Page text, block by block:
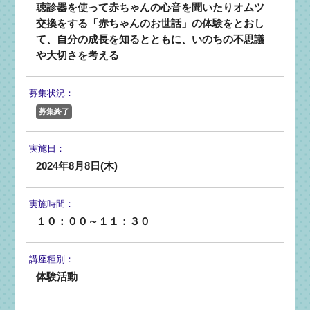
聴診器を使って赤ちゃんの心音を聞いたりオムツ
交換をする「赤ちゃんのお世話」の体験をとおし
て、自分の成長を知るとともに、いのちの不思議
や大切さを考える
募集状況：
募集終了
実施日：
2024年8月8日(木)
実施時間：
１０：００～１１：３０
講座種別：
体験活動